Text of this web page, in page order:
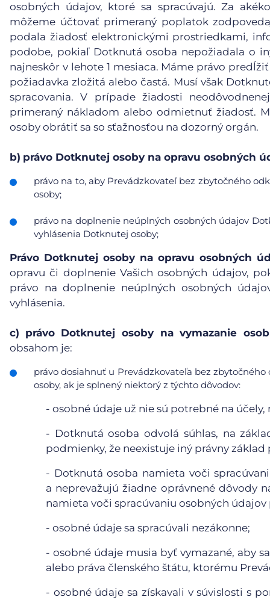
osobných údajov, ktoré sa spracúvajú. Za
môžeme účtovať primeraný poplatok
podala žiadosť elektronickými prostriedkami,
podobe, pokiaľ Dotknutá osoba nepožiadala o
najneskôr v lehote 1 mesiaca. Máme právo
požiadavka zložitá alebo častá. Musí však
spracovania. V prípade žiadosti
primeraný nákladom alebo odmietnuť žiadosť.
osoby obrátiť sa so sťažnosťou na dozorný orgán.
b) právo Dotknutej osoby na opravu osobných
právo na to, aby Prevádzkovateľ bez zbytočného
osoby;
právo na doplnenie neúplných osobných údajov
vyhlásenia Dotknutej osoby;
Právo Dotknutej osoby na opravu osobných
opravu či doplnenie Vašich osobných údajov,
právo na doplnenie neúplných osobných
vyhlásenia.
c) právo Dotknutej osoby na vymazanie
obsahom je:
právo dosiahnuť u Prevádzkovateľa bez
osoby, ak je splnený niektorý z týchto dôvodov:
- osobné údaje už nie sú potrebné na
- Dotknutá osoba odvolá súhlas, na
podmienky, že neexistuje iný právny
- Dotknutá osoba namieta voči
a neprevažujú žiadne oprávnené dôvody
namieta voči spracúvaniu osobných údajov
- osobné údaje sa spracúvali nezákonne;
- osobné údaje musia byť vymazané, aby
alebo práva členského štátu, ktorému
- osobné údaje sa získavali v súvislosti s